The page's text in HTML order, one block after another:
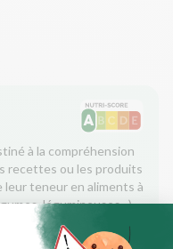
à la compréhension
recettes ou les produits
leur teneur en aliments à
légumineuses...)
gras saturés, sucres,